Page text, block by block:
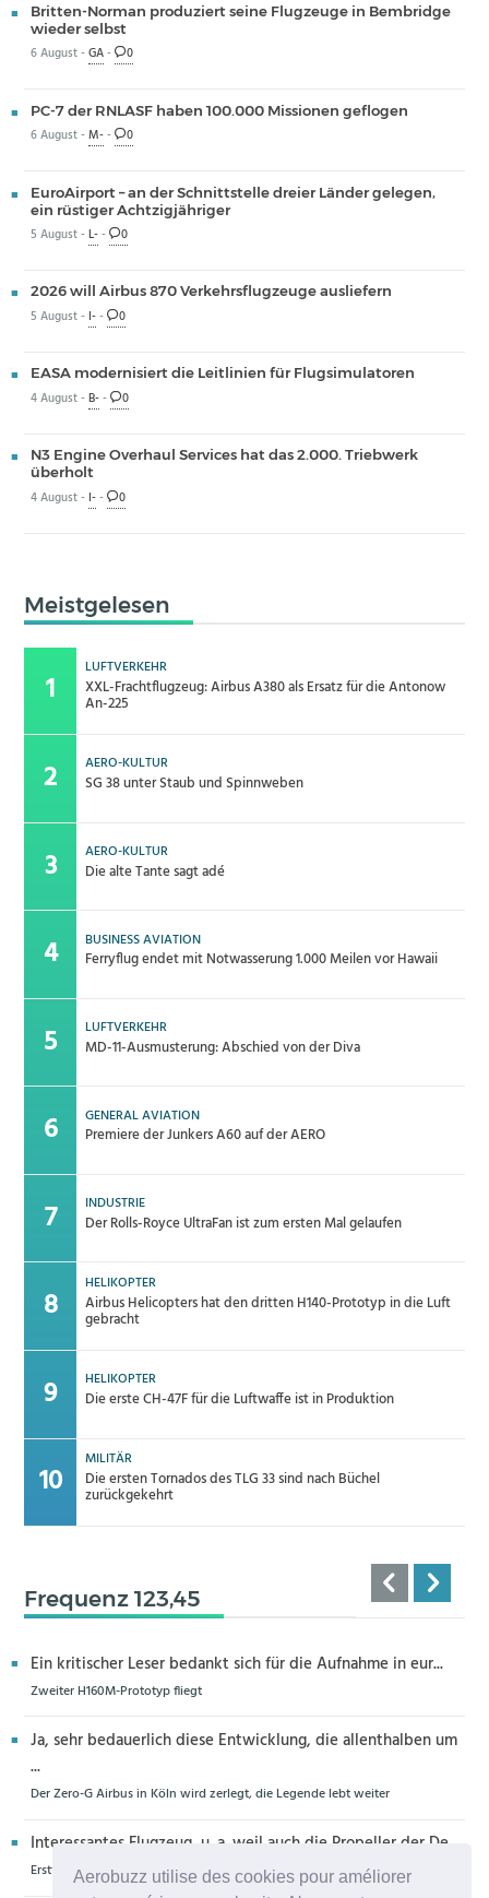
Aerobuzz utilise des cookies pour améliorer
Britten-Norman produziert seine Flugzeuge in Bembridge
wieder selbst
6 August -GA- 0
PC-7 der RNLASF haben 100.000 Missionen geflogen
6 August -M-- 0
EuroAirport – an der Schnittstelle dreier Länder gelegen,
ein rüstiger Achtzigjähriger
5 August -L-- 0
2026 will Airbus 870 Verkehrsflugzeuge ausliefern
5 August - I-- 0
EASA modernisiert die Leitlinien für Flugsimulatoren
4 August -B-- 0
N3 Engine Overhaul Services hat das 2.000. Triebwerk
überholt
4 August - I-- 0
Meistgelesen
LUFTVERKEHR
XXL-Frachtflugzeug: Airbus A380 als Ersatz für die Antonow
An-225
AERO-KULTUR
SG 38 unter Staub und Spinnweben
AERO-KULTUR
Die alte Tante sagt adé
BUSINESS AVIATION
Ferryflug endet mit Notwasserung 1.000 Meilen vor Hawaii
LUFTVERKEHR
MD-11-Ausmusterung: Abschied von der Diva
GENERAL AVIATION
Premiere der Junkers A60 auf der AERO
INDUSTRIE
Der Rolls-Royce UltraFan ist zum ersten Mal gelaufen
HELIKOPTER
Airbus Helicopters hat den dritten H140-Prototyp in die Luft
gebracht
HELIKOPTER
Die erste CH-47F für die Luftwaffe ist in Produktion
MILITÄR
Die ersten Tornados des TLG 33 sind nach Büchel
zurückgekehrt
Frequenz 123,45
Ein kritischer Leser bedankt sich für die Aufnahme in eur...
Zweiter H160M-Prototyp fliegt
Ja, sehr bedauerlich diese Entwicklung, die allenthalben um
...
Der Zero-G Airbus in Köln wird zerlegt, die Legende lebt weiter
Interessantes Flugzeug, u. a. weil auch die Propeller der De...
Erstflug der Piper Seminole DX mit DeltaHawk-Motoren